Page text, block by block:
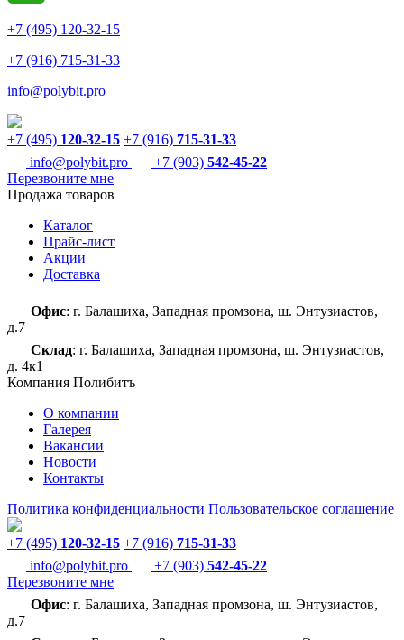
+7 (495) 120-32-15
+7 (916) 715-31-33
info@polybit.pro
+7 (495) 120-32-15 +7 (916) 715-31-33
info@polybit.pro
+7 (903) 542-45-22
Перезвоните мне
Продажа товаров
Каталог
Прайс-лист
Акции
Доставка
Офис: г. Балашиха, Западная промзона, ш. Энтузиастов,
д.7
Склад: г. Балашиха, Западная промзона, ш. Энтузиастов,
д. 4к1
Компания Полибитъ
О компании
Галерея
Вакансии
Новости
Контакты
Политика конфиденциальности Пользовательское соглашение
+7 (495) 120-32-15 +7 (916) 715-31-33
info@polybit.pro
+7 (903) 542-45-22
Перезвоните мне
Офис: г. Балашиха, Западная промзона, ш. Энтузиастов,
д.7